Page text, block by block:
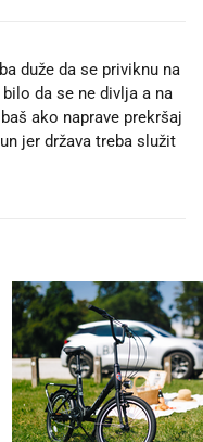
duže da se priviknu na
da se ne divlja a na
ako naprave prekršaj
jer država treba služit